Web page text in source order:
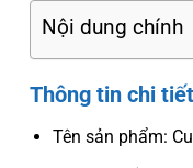
Nội dung chính
Thông tin chi
Tên sản phẩm: